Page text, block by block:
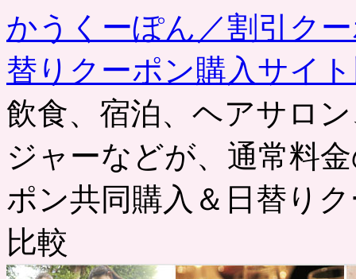
かうくーぽん／割引ク
替りクーポン購入サイ
飲食、宿泊、ヘアサロ
ジャーなどが、通常料
ポン共同購入＆日替り
比較